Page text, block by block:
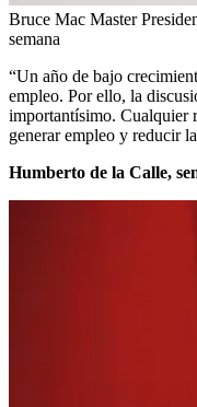
Bruce Mac Master
semana
“Un año de bajo
empleo. Por ello, la
importantísimo. Cualquier
generar empleo y reducir
Humberto de la Calle,